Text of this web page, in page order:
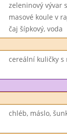
zeleninový vývar
masové koule v
čaj šípkový, voda
cereální kuličky s
chléb, máslo,